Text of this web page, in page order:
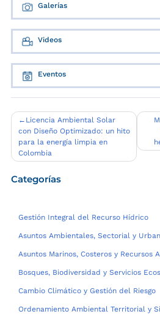
Galerías
Videos
Eventos
Navegación
de
entradas
Licencia Ambiental Solar
con Diseño Optimizado: un hito
para la energía limpia en
Colombia
Categorías
Gestión Integral del Recurso Hídrico
Asuntos Ambientales, Sectorial y
Asuntos Marinos, Costeros y Recursos
Bosques, Biodiversidad y Servicios
Cambio Climático y Gestión del Riesgo
Ordenamiento Ambiental Territorial y